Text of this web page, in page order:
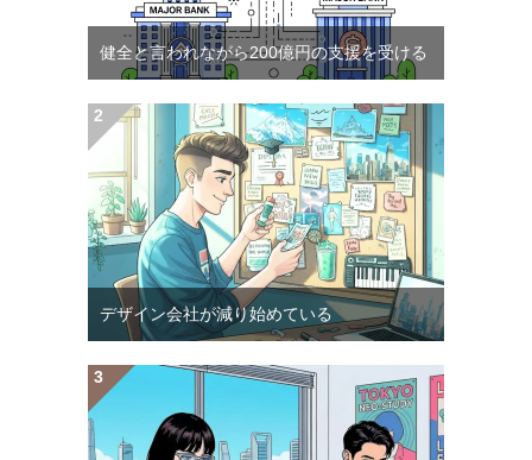
健全と言われながら200億円の支援を受ける
デザイン会社が減り始めている